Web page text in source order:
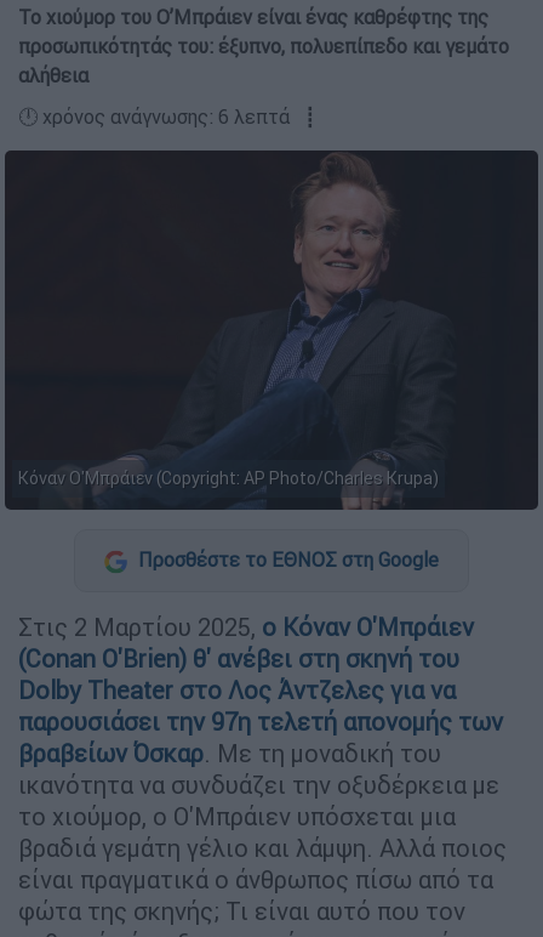
Το χιούμορ του Ο’Μπράιεν είναι ένας καθρέφτης της
προσωπικότητάς του: έξυπνο, πολυεπίπεδο και γεμάτο
αλήθεια
🕛 χρόνος ανάγνωσης: 6 λεπτά ┋
Κόναν Ο'Μπράιεν (Copyright: AP Photo/Charles Krupa)
Προσθέστε το ΕΘΝΟΣ στη Google
Στις 2 Μαρτίου 2025, ο Κόναν Ο'Μπράιεν
(Conan O'Brien) θ' ανέβει στη σκηνή του
Dolby Theater στο Λος Άντζελες για να
παρουσιάσει την 97η τελετή απονομής των
βραβείων Όσκαρ. Με τη μοναδική του
ικανότητα να συνδυάζει την οξυδέρκεια με
το χιούμορ, ο Ο'Μπράιεν υπόσχεται μια
βραδιά γεμάτη γέλιο και λάμψη. Αλλά ποιος
είναι πραγματικά ο άνθρωπος πίσω από τα
φώτα της σκηνής; Τι είναι αυτό που τον